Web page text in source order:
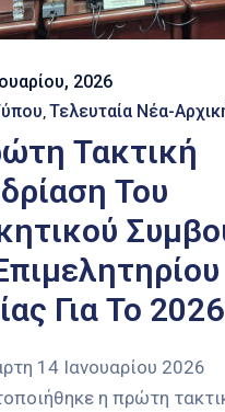
2026
Τελευταία Νέα-
Τακτική
Του
Για Το 2026
14 Ιανουαρίου 2026
η πρώτη